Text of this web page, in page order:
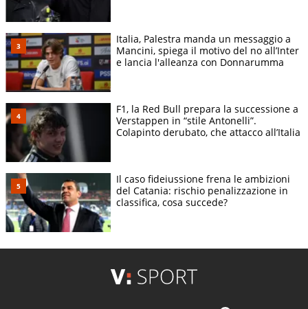
Italia, Palestra manda un messaggio a
Mancini, spiega il motivo del no all’Inter
e lancia l'alleanza con Donnarumma
F1, la Red Bull prepara la successione a
Verstappen in “stile Antonelli”.
Colapinto derubato, che attacco all’Italia
Il caso fideiussione frena le ambizioni
del Catania: rischio penalizzazione in
classifica, cosa succede?